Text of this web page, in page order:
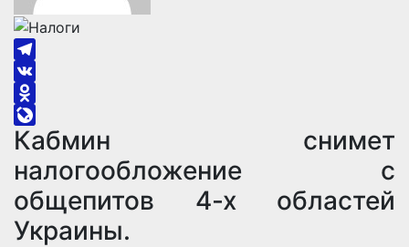
Telegram
VK
Odnoklassniki
LiveJournal
Кабмин снимет
налогообложение с
общепитов 4-х областей
Украины.